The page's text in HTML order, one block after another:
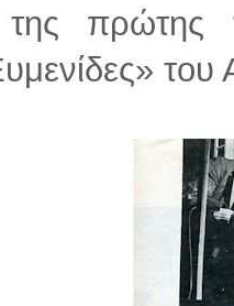
πρώτης
του